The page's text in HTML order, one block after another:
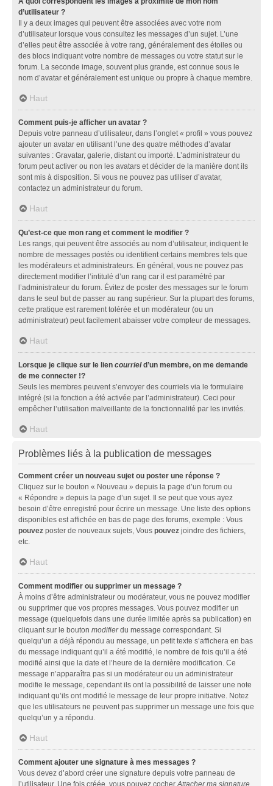
d’utilisateur ?
Il y a deux images qui peuvent être associées avec votre nom
d’utilisateur lorsque vous consultez les messages d’un sujet. L’une
d’elles peut être associée à votre rang, généralement des étoiles ou
des blocs indiquant votre nombre de messages ou votre statut sur le
forum. La seconde image, souvent plus grande, est connue sous le
nom d’avatar et généralement est unique ou propre à chaque membre.
Haut
Comment puis-je afficher un avatar ?
Depuis votre panneau d’utilisateur, dans l’onglet « profil » vous pouvez
ajouter un avatar en utilisant l’une des quatre méthodes d’avatar
suivantes : Gravatar, galerie, distant ou importé. L’administrateur du
forum peut activer ou non les avatars et décider de la manière dont ils
sont mis à disposition. Si vous ne pouvez pas utiliser d’avatar,
contactez un administrateur du forum.
Haut
Qu’est-ce que mon rang et comment le modifier ?
Les rangs, qui peuvent être associés au nom d’utilisateur, indiquent le
nombre de messages postés ou identifient certains membres tels que
les modérateurs et administrateurs. En général, vous ne pouvez pas
directement modifier l’intitulé d’un rang car il est paramétré par
l’administrateur du forum. Évitez de poster des messages sur le forum
dans le seul but de passer au rang supérieur. Sur la plupart des forums,
cette pratique est rarement tolérée et un modérateur (ou un
administrateur) peut facilement abaisser votre compteur de messages.
Haut
Lorsque je clique sur le lien courrield’un membre, on me demande
de me connecter !?
Seuls les membres peuvent s’envoyer des courriels via le formulaire
intégré (si la fonction a été activée par l’administrateur). Ceci pour
empêcher l’utilisation malveillante de la fonctionnalité par les invités.
Haut
Problèmes liés à la publication de messages
Comment créer un nouveau sujet ou poster une réponse ?
Cliquez sur le bouton « Nouveau » depuis la page d’un forum ou
« Répondre » depuis la page d’un sujet. Il se peut que vous ayez
besoin d’être enregistré pour écrire un message. Une liste des options
disponibles est affichée en bas de page des forums, exemple : Vous
pouvez poster de nouveaux sujets, Vous pouvez joindre des fichiers,
etc.
Haut
Comment modifier ou supprimer un message ?
À moins d’être administrateur ou modérateur, vous ne pouvez modifier
ou supprimer que vos propres messages. Vous pouvez modifier un
message (quelquefois dans une durée limitée après sa publication) en
cliquant sur le bouton modifierdu message correspondant. Si
quelqu’un a déjà répondu au message, un petit texte s’affichera en bas
du message indiquant qu’il a été modifié, le nombre de fois qu’il a été
modifié ainsi que la date et l’heure de la dernière modification. Ce
message n’apparaîtra pas si un modérateur ou un administrateur
modifie le message, cependant ils ont la possibilité de laisser une note
indiquant qu’ils ont modifié le message de leur propre initiative. Notez
que les utilisateurs ne peuvent pas supprimer un message une fois que
quelqu’un y a répondu.
Haut
Comment ajouter une signature à mes messages ?
Vous devez d’abord créer une signature depuis votre panneau de
l’utilisateur. Une fois créée, vous pouvez cocher Attacher ma signature